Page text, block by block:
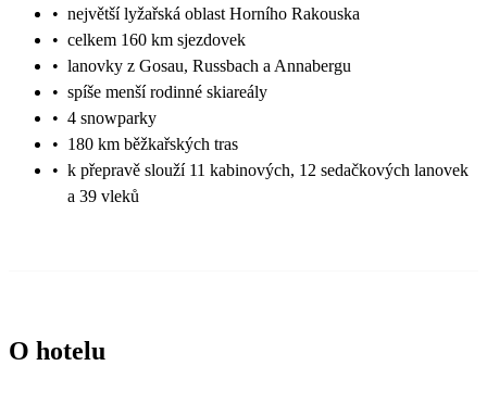
• největší lyžařská oblast Horního Rakouska
• celkem 160 km sjezdovek
• lanovky z Gosau, Russbach a Annabergu
• spíše menší rodinné skiareály
• 4 snowparky
• 180 km běžkařských tras
• k přepravě slouží 11 kabinových, 12 sedačkových lanovek
a 39 vleků
O hotelu